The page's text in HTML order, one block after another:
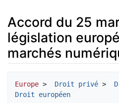
Accord du 25
législation
marchés
Europe > Droit privé >
Droit européen